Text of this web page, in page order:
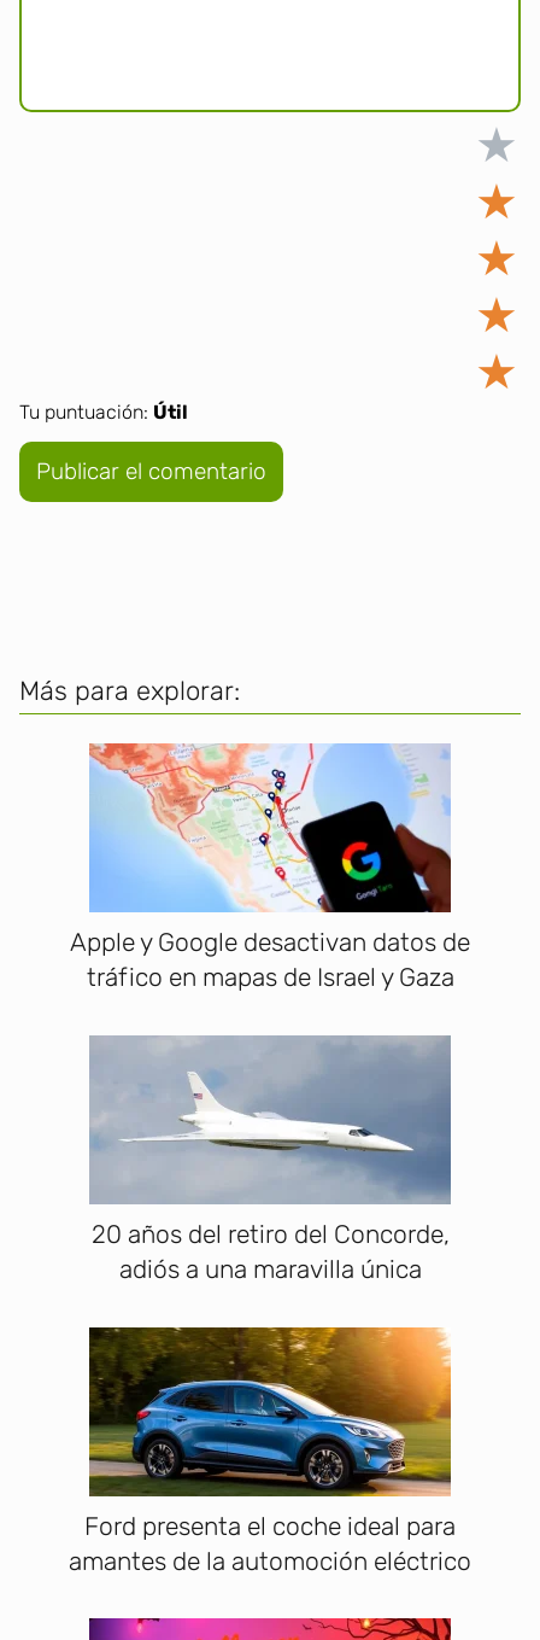
★
★
★
★
★
Tu puntuación: Útil
Más para explorar:
Apple y Google desactivan datos de
tráfico en mapas de Israel y Gaza
20 años del retiro del Concorde,
adiós a una maravilla única
Ford presenta el coche ideal para
amantes de la automoción eléctrico